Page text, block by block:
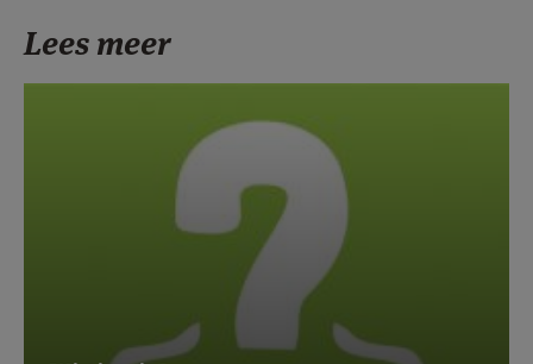
Lees meer